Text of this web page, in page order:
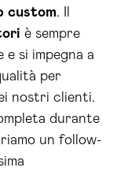
custom. Il
è sempre
si impegna a
per
nostri clienti.
durante
un follow-